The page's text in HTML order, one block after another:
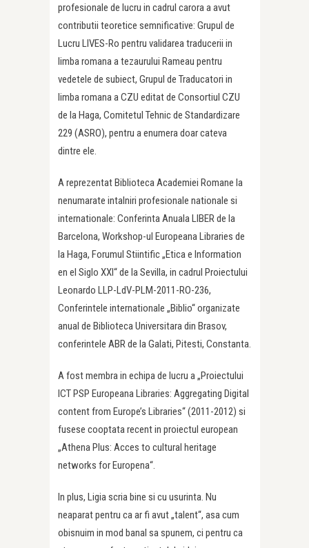
profesionale de lucru in cadrul carora a avut
contributii teoretice semnificative: Grupul de
Lucru LIVES-Ro pentru validarea traducerii in
limba romana a tezaurului Rameau pentru
vedetele de subiect, Grupul de Traducatori in
limba romana a CZU editat de Consortiul CZU
de la Haga, Comitetul Tehnic de Standardizare
229 (ASRO), pentru a enumera doar cateva
dintre ele.
A reprezentat Biblioteca Academiei Romane la
nenumarate intalniri profesionale nationale si
internationale: Conferinta Anuala LIBER de la
Barcelona, Workshop-ul Europeana Libraries de
la Haga, Forumul Stiintific „Etica e Information
en el Siglo XXI“ de la Sevilla, in cadrul Proiectului
Leonardo LLP-LdV-PLM-2011-RO-236,
Conferintele internationale „Biblio“ organizate
anual de Biblioteca Universitara din Brasov,
conferintele ABR de la Galati, Pitesti, Constanta.
A fost membra in echipa de lucru a „Proiectului
ICT PSP Europeana Libraries: Aggregating Digital
content from Europe’s Libraries“ (2011-2012) si
fusese cooptata recent in proiectul european
„Athena Plus: Acces to cultural heritage
networks for Europena“.
In plus, Ligia scria bine si cu usurinta. Nu
neaparat pentru ca ar fi avut „talent“, asa cum
obisnuim in mod banal sa spunem, ci pentru ca